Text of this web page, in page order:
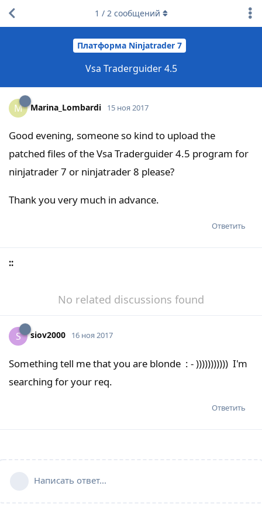
Платформа Ninjatrader 7
Vsa Traderguider 4.5
1 / 2сообщений
M Marina_Lombardi 15 ноя 2017
Good evening, someone so kind to upload the
patched files of the Vsa Traderguider 4.5 program for
ninjatrader 7 or ninjatrader 8 please?
Thank you very much in advance.
Ответить
::
No related discussions found
S siov2000 16 ноя 2017
Something tell me that you are blonde : - ))))))))))) I'm
searching for your req.
Ответить
Написать ответ...